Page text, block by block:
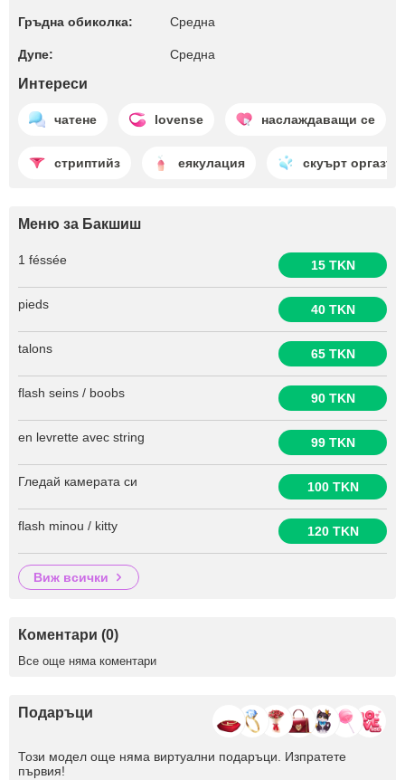
Гръдна обиколка: Среднa
Дупе: Среднa
Интереси
чатене lovense наслаждаващи се
стриптийз еякулация скуърт оргазъм
Меню за Бакшиш
1 féssée 15 TKN
pieds 40 TKN
talons 65 TKN
flash seins / boobs 90 TKN
en levrette avec string 99 TKN
Гледай камерата си 100 TKN
flash minou / kitty 120 TKN
виж всички
Коментари (0)
Все още няма коментари
Подаръци
Този модел още няма виртуални подаръци. Изпратете
първия!